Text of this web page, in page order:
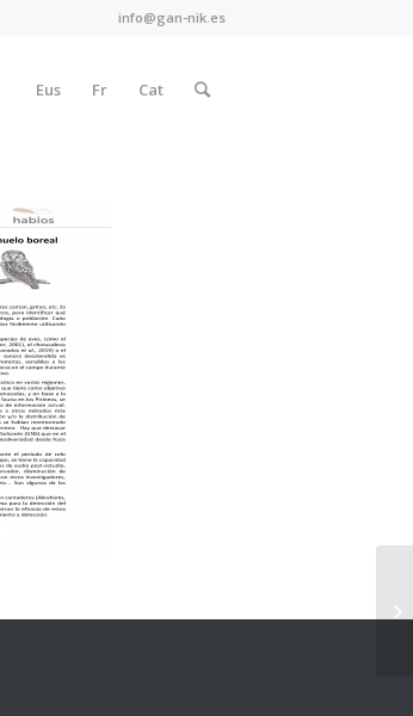
info@gan-nik.es
Eus Fr Cat